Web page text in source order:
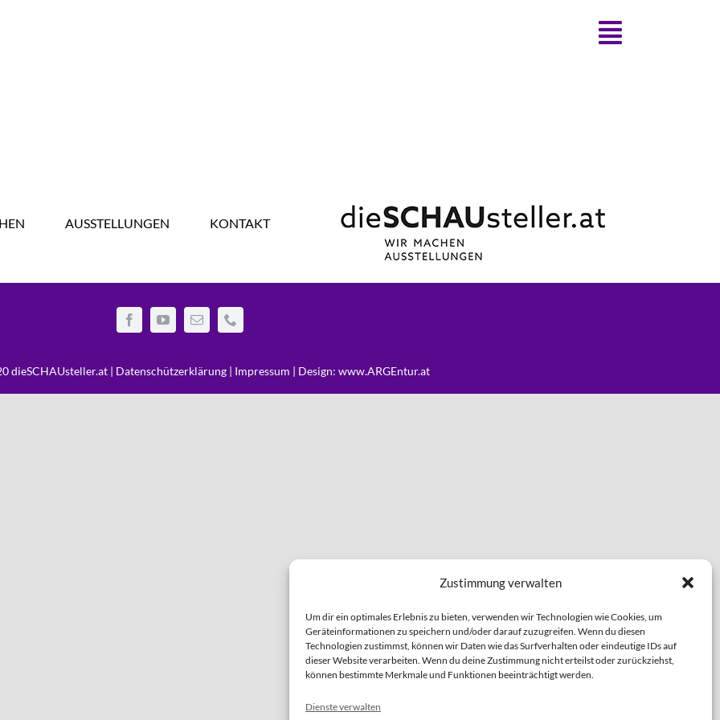
Zustimmung verwalten
Um dir ein optimales Erlebnis zu bieten, verwenden wir Technologien wie Cookies, um
Geräteinformationen zu speichern und/oder darauf zuzugreifen. Wenn du diesen
Technologien zustimmst, können wir Daten wie das Surfverhalten oder eindeutige IDs auf
dieser Website verarbeiten. Wenn du deine Zustimmung nicht erteilst oder zurückziehst,
können bestimmte Merkmale und Funktionen beeinträchtigt werden.
Dienste verwalten
AUSSTELLUNGEN KONTAKT
dieSCHAUsteller.at | Datenschützerklärung | Impressum | Design: www.ARGEntur.at